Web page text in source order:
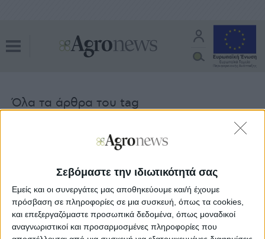
Σεβόμαστε την ιδιωτικότητά σας
Εμείς και οι συνεργάτες μας αποθηκεύουμε και/ή έχουμε
πρόσβαση σε πληροφορίες σε μια συσκευή, όπως τα cookies,
και επεξεργαζόμαστε προσωπικά δεδομένα, όπως μοναδικοί
αναγνωριστικοί και προσαρμοσμένες πληροφορίες που
Όλα τα άρθρα του tag
Κοινή Αγροτική Πολιτική
Επιπλέον 7,5 δις ευρώ στην τρέχουσα
ΚΑΠ για ενισχύσεις αγροτών ψάχνει
να φέρει η Ευρωπαϊκή Επιτροπή
Κοινή Αγροτική Πολιτική